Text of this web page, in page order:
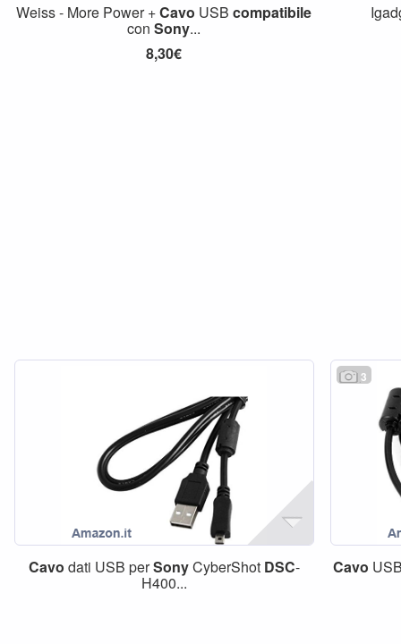
Weiss - More Power +Cavo USBcompatibile
conSony...
8,30€
Cavo dati USB perSonyCyberShot DSC-
H400...
3
Cavo